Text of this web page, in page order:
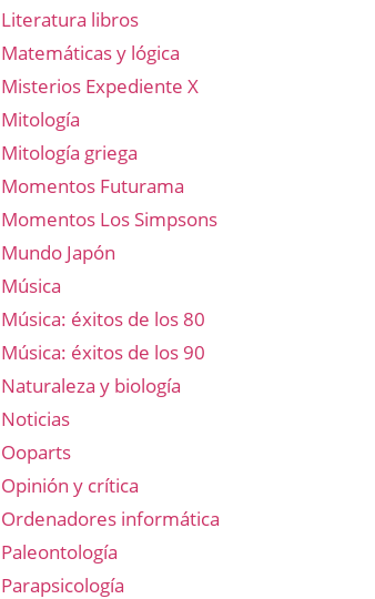
Literatura libros
Matemáticas y lógica
Misterios Expediente X
Mitología
Mitología griega
Momentos Futurama
Momentos Los Simpsons
Mundo Japón
Música
Música: éxitos de los 80
Música: éxitos de los 90
Naturaleza y biología
Noticias
Ooparts
Opinión y crítica
Ordenadores informática
Paleontología
Parapsicología